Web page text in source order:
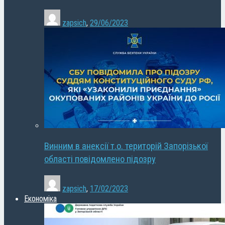
zapsich, 29/06/2023
Винним в анексії т.о. територій Запорізької
області повідомлено підозру
zapsich, 17/02/2023
Економіка